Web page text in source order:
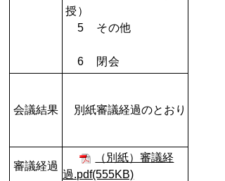
授）
5 その他
6 閉会
会議結果 別紙審議経過のとおり
審議経過
（別紙）審議経
過.pdf(555KB)